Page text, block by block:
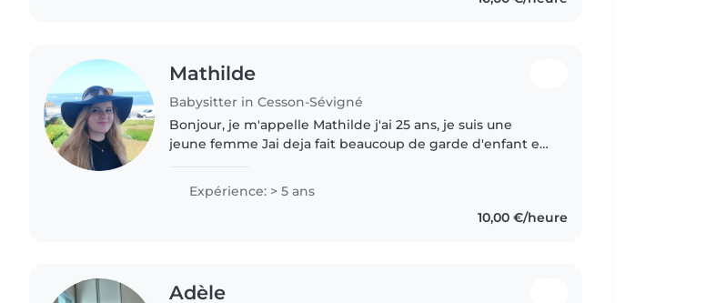
Mathilde
Babysitter in Cesson-Sévigné
Bonjour, je m'appelle Mathilde j'ai 25 ans, je suis une
jeune femme Jai deja fait beaucoup de garde d'enfant et
n'attend qu'une..
Expérience: > 5 ans
10,00 €/heure
Adèle